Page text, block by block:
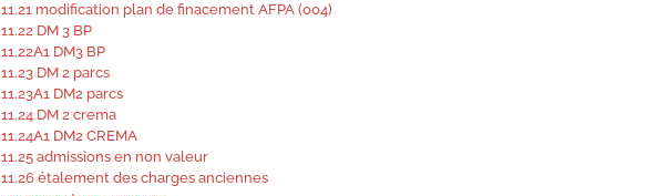
modification plan de finacement AFPA (004)
DM 3 BP
DM3 BP
DM 2 parcs
DM2 parcs
DM 2 crema
DM2 CREMA
admissions en non valeur
étalement des charges anciennes